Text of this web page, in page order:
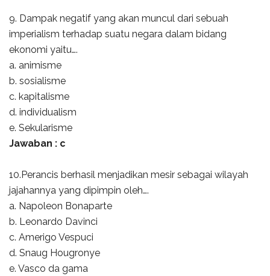
9. Dampak negatif yang akan muncul dari sebuah
imperialism terhadap suatu negara dalam bidang
ekonomi yaitu….
a. animisme
b. sosialisme
c. kapitalisme
d. individualism
e. Sekularisme
Jawaban : c
10.Perancis berhasil menjadikan mesir sebagai wilayah
jajahannya yang dipimpin oleh….
a. Napoleon Bonaparte
b. Leonardo Davinci
c. Amerigo Vespuci
d. Snaug Hougronye
e. Vasco da gama